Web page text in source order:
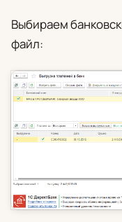
Выбираем
файл: